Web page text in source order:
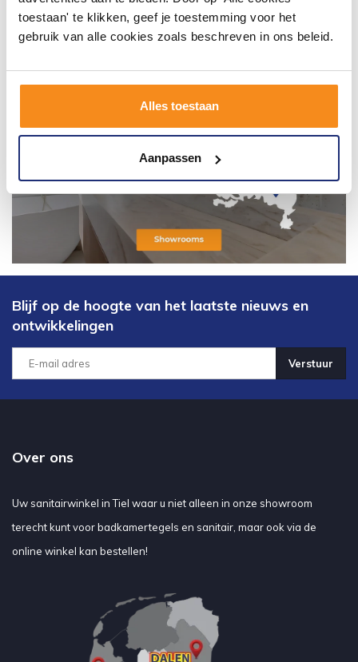
toestaan' te klikken, geef je toestemming voor het
gebruik van alle cookies zoals beschreven in ons beleid.
Alles toestaan
Aanpassen
Blijf op de hoogte van het laatste nieuws en
ontwikkelingen
Verstuur
Over ons
Uw sanitairwinkel in Tiel waar u niet alleen in onze showroom
terecht kunt voor badkamertegels en sanitair, maar ook via de
online winkel kan bestellen!